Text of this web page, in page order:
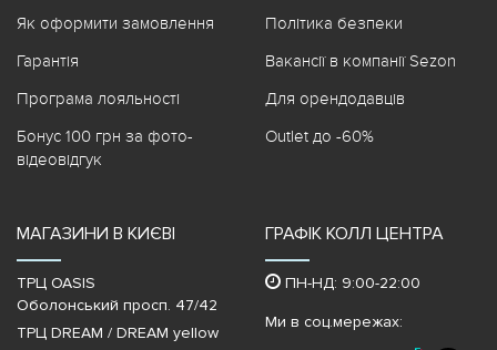
Як оформити замовлення
Гарантія
Програма лояльності
Бонус 100 грн за фото-
відеовідгук
Політика безпеки
Вакансії в компанії Sezon
Для орендодавців
Outlet до -60%
МАГАЗИНИ В КИЄВІ
ТРЦ OASIS
Оболонський просп. 47/42
ТРЦ DREAM / DREAM yellow
ГРАФІК КОЛЛ ЦЕНТРА
ПН-НД: 9:00-22:00
Ми в соц.мережах: